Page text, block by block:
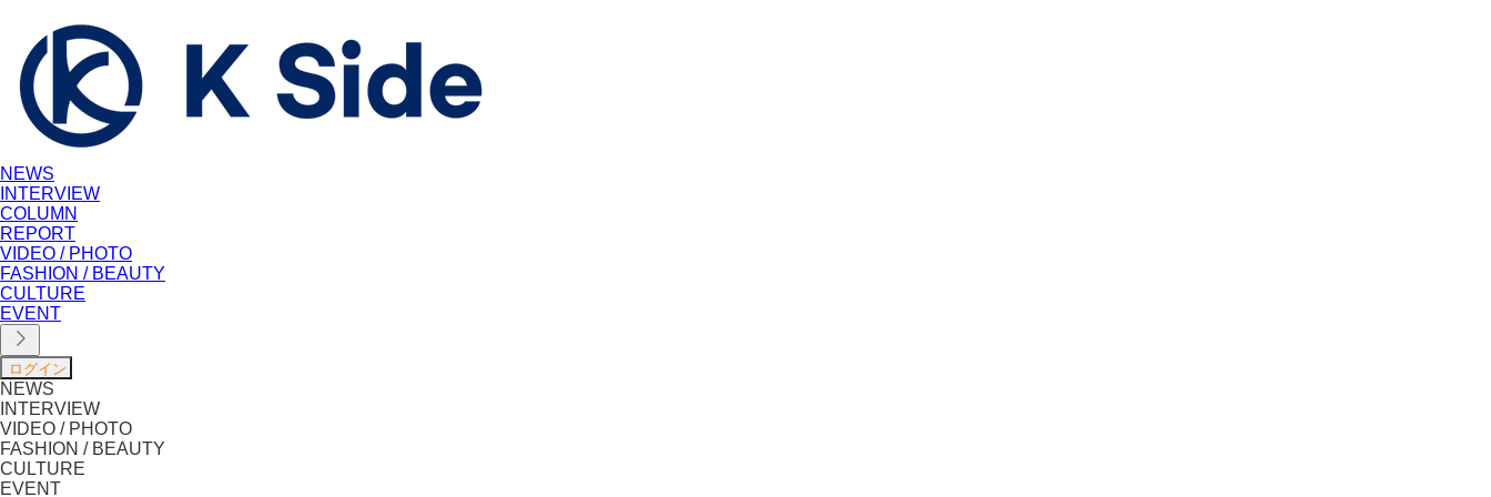
NEWS
INTERVIEW
COLUMN
REPORT
VIDEO / PHOTO
FASHION / BEAUTY
CULTURE
EVENT
NEWS
INTERVIEW
VIDEO / PHOTO
FASHION / BEAUTY
CULTURE
EVENT